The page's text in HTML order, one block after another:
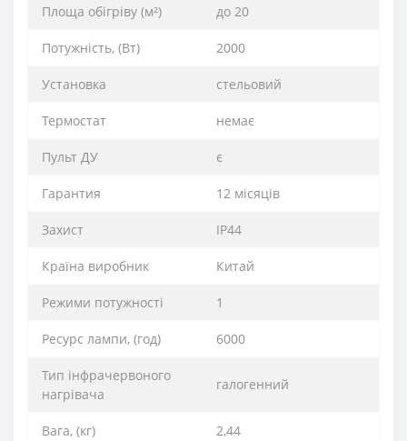
Площа обігріву (м²) до 20
Потужність, (Вт) 2000
Установка стельовий
Термостат немає
Пульт ДУ є
Гарантия 12 місяців
Захист IP44
Країна виробник Китай
Режими потужності 1
Ресурс лампи, (год) 6000
Тип інфрачервоного
нагрівача
галогенний
Вага, (кг) 2,44